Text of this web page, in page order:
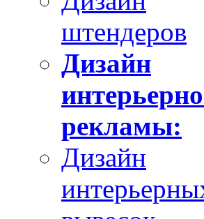
штендеров
Дизайн
рекламы:
Дизайн